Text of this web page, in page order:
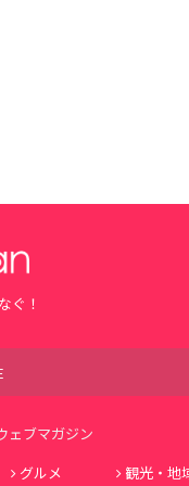
ぐ！
ェブマガジン
グルメ 観光・地